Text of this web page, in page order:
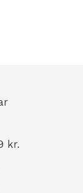
kr.